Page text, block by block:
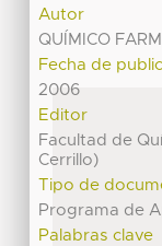
Autor
QUÍMICO
Fecha de
2006
Editor
Facultad de
Cerrillo)
Tipo de
Programa de
Palabras clave